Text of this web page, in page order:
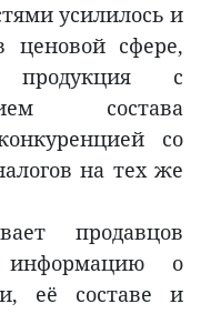
усилилось и
ценовой сфере,
продукция с
состава
со
на тех же
продавцов
информацию о
её составе и